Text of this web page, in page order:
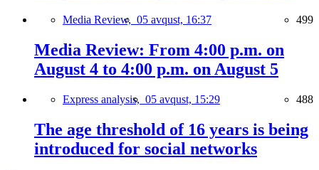
Media Review, 05 avqust, 16:37 499
Media Review: From 4:00 p.m. on
August 4 to 4:00 p.m. on August 5
Express analysis, 05 avqust, 15:29 488
The age threshold of 16 years is being
introduced for social networks